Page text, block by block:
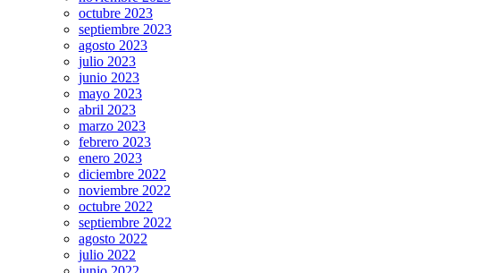
octubre 2023
septiembre 2023
agosto 2023
julio 2023
junio 2023
mayo 2023
abril 2023
marzo 2023
febrero 2023
enero 2023
diciembre 2022
noviembre 2022
octubre 2022
septiembre 2022
agosto 2022
julio 2022